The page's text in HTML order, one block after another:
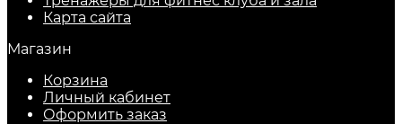
Карта сайта
Магазин
Корзина
Личный кабинет
Оформить заказ